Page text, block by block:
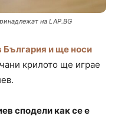
на LAP.BG
България и ще носи
крилото ще играе
сподели как се е